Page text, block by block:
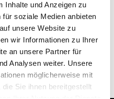
Inhalte und Anzeigen zu
soziale Medien anbieten
unsere Website zu
wir Informationen zu Ihrer
an unsere Partner für
Analysen weiter. Unsere
möglicherweise mit
Sie ihnen bereitgestellt